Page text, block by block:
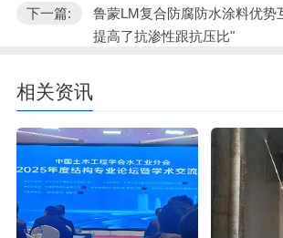
下一篇:
鲁蒙LM复合防腐防水涂料优势
提高了抗渗性跟抗压比"
相关资讯